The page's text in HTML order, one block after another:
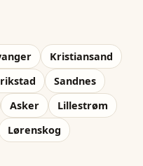
Kristiansand
Sandnes
Asker
Lillestrøm
Lørenskog